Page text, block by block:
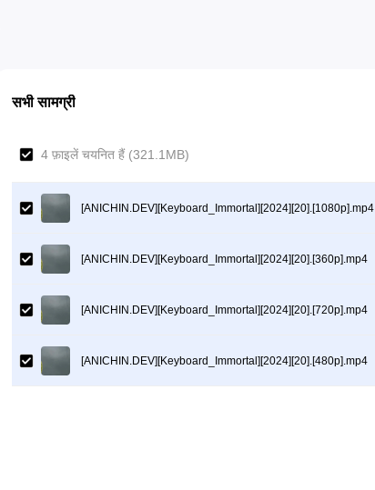
सभी सामग्री
4 फ़ाइलें चयनित हैं (321.1MB)
[ANICHIN.DEV][Keyboard_Immortal][2024][20].[1080p].mp4
[ANICHIN.DEV][Keyboard_Immortal][2024][20].[360p].mp4
[ANICHIN.DEV][Keyboard_Immortal][2024][20].[720p].mp4
[ANICHIN.DEV][Keyboard_Immortal][2024][20].[480p].mp4